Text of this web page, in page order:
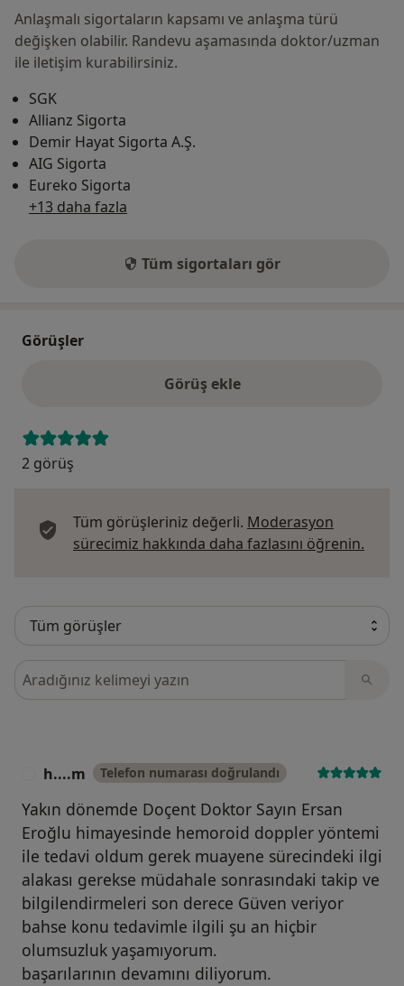
Anlaşmalı sigortaların kapsamı ve anlaşma türü
değişken olabilir. Randevu aşamasında doktor/uzman
ile iletişim kurabilirsiniz.
SGK
Allianz Sigorta
Demir Hayat Sigorta A.Ş.
AIG Sigorta
Eureko Sigorta
+13 daha fazla
Tüm sigortaları gör
Görüşler
Görüş ekle
2 görüş
Tüm görüşleriniz değerli. Moderasyon
sürecimiz hakkında daha fazlasını öğrenin.
Görüşler içerisinde ara
h....m Telefon numarası doğrulandı
Yakın dönemde Doçent Doktor Sayın Ersan
Eroğlu himayesinde hemoroid doppler yöntemi
ile tedavi oldum gerek muayene sürecindeki ilgi
alakası gerekse müdahale sonrasındaki takip ve
bilgilendirmeleri son derece Güven veriyor
bahse konu tedavimle ilgili şu an hiçbir
olumsuzluk yaşamıyorum.
başarılarının devamını diliyorum.